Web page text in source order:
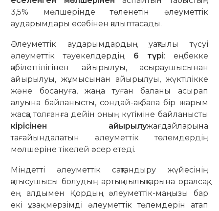
3,5% мөлшерінде төленетін әлеуметтік
аударымдары есебінен қалыптасады.
Әлеуметтік аударымдардың уақтылы түсуі
әлеуметтік тәуекелдердің 6 түрі: еңбекке
қабілеттілігінен айырылуы, асыраушысынан
айырылуы, жұмысынан айырылуы, жүктілікке
және босануға, жаңа туған баланы асырап
алуына байланысты, сондай-ақ бала бір жарым
жасқа толғанға дейін оның күтіміне байланысты
кірісінен айырылужағдайларына
тағайындалатын әлеуметтік төлемдердің
мөлшеріне тікелей әсер етеді.
Міндетті әлеуметтік сақтандыру жүйесінің
қатысушысы болудың артықшылықтарына оралсақ,
ең алдымен Қордың әлеуметтік-маңызы бар
екі ұзақ мерзімді әлеуметтік төлемдерін атап